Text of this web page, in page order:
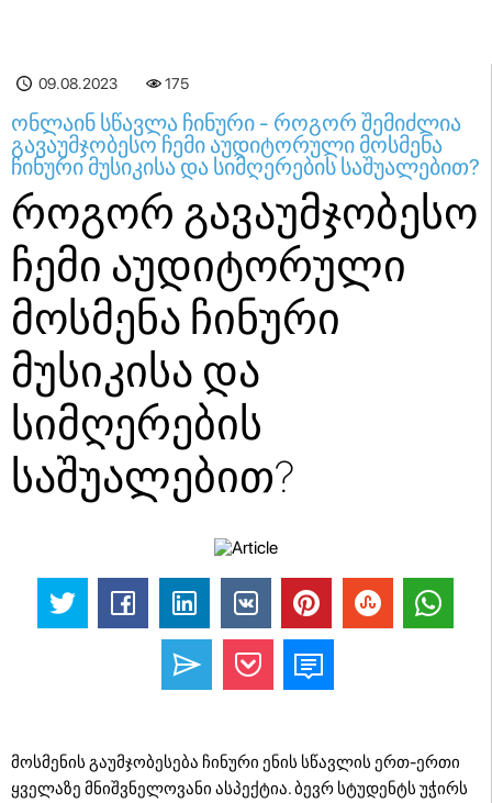
09.08.2023 175
ონლაინ სწავლა ჩინური - როგორ შემიძლია
გავაუმჯობესო ჩემი აუდიტორული მოსმენა
ჩინური მუსიკისა და სიმღერების საშუალებით?
როგორ გავაუმჯობესო
ჩემი აუდიტორული
მოსმენა ჩინური
მუსიკისა და
სიმღერების
საშუალებით?
მოსმენის გაუმჯობესება ჩინური ენის სწავლის ერთ-ერთი
ყველაზე მნიშვნელოვანი ასპექტია. ბევრ სტუდენტს უჭირს